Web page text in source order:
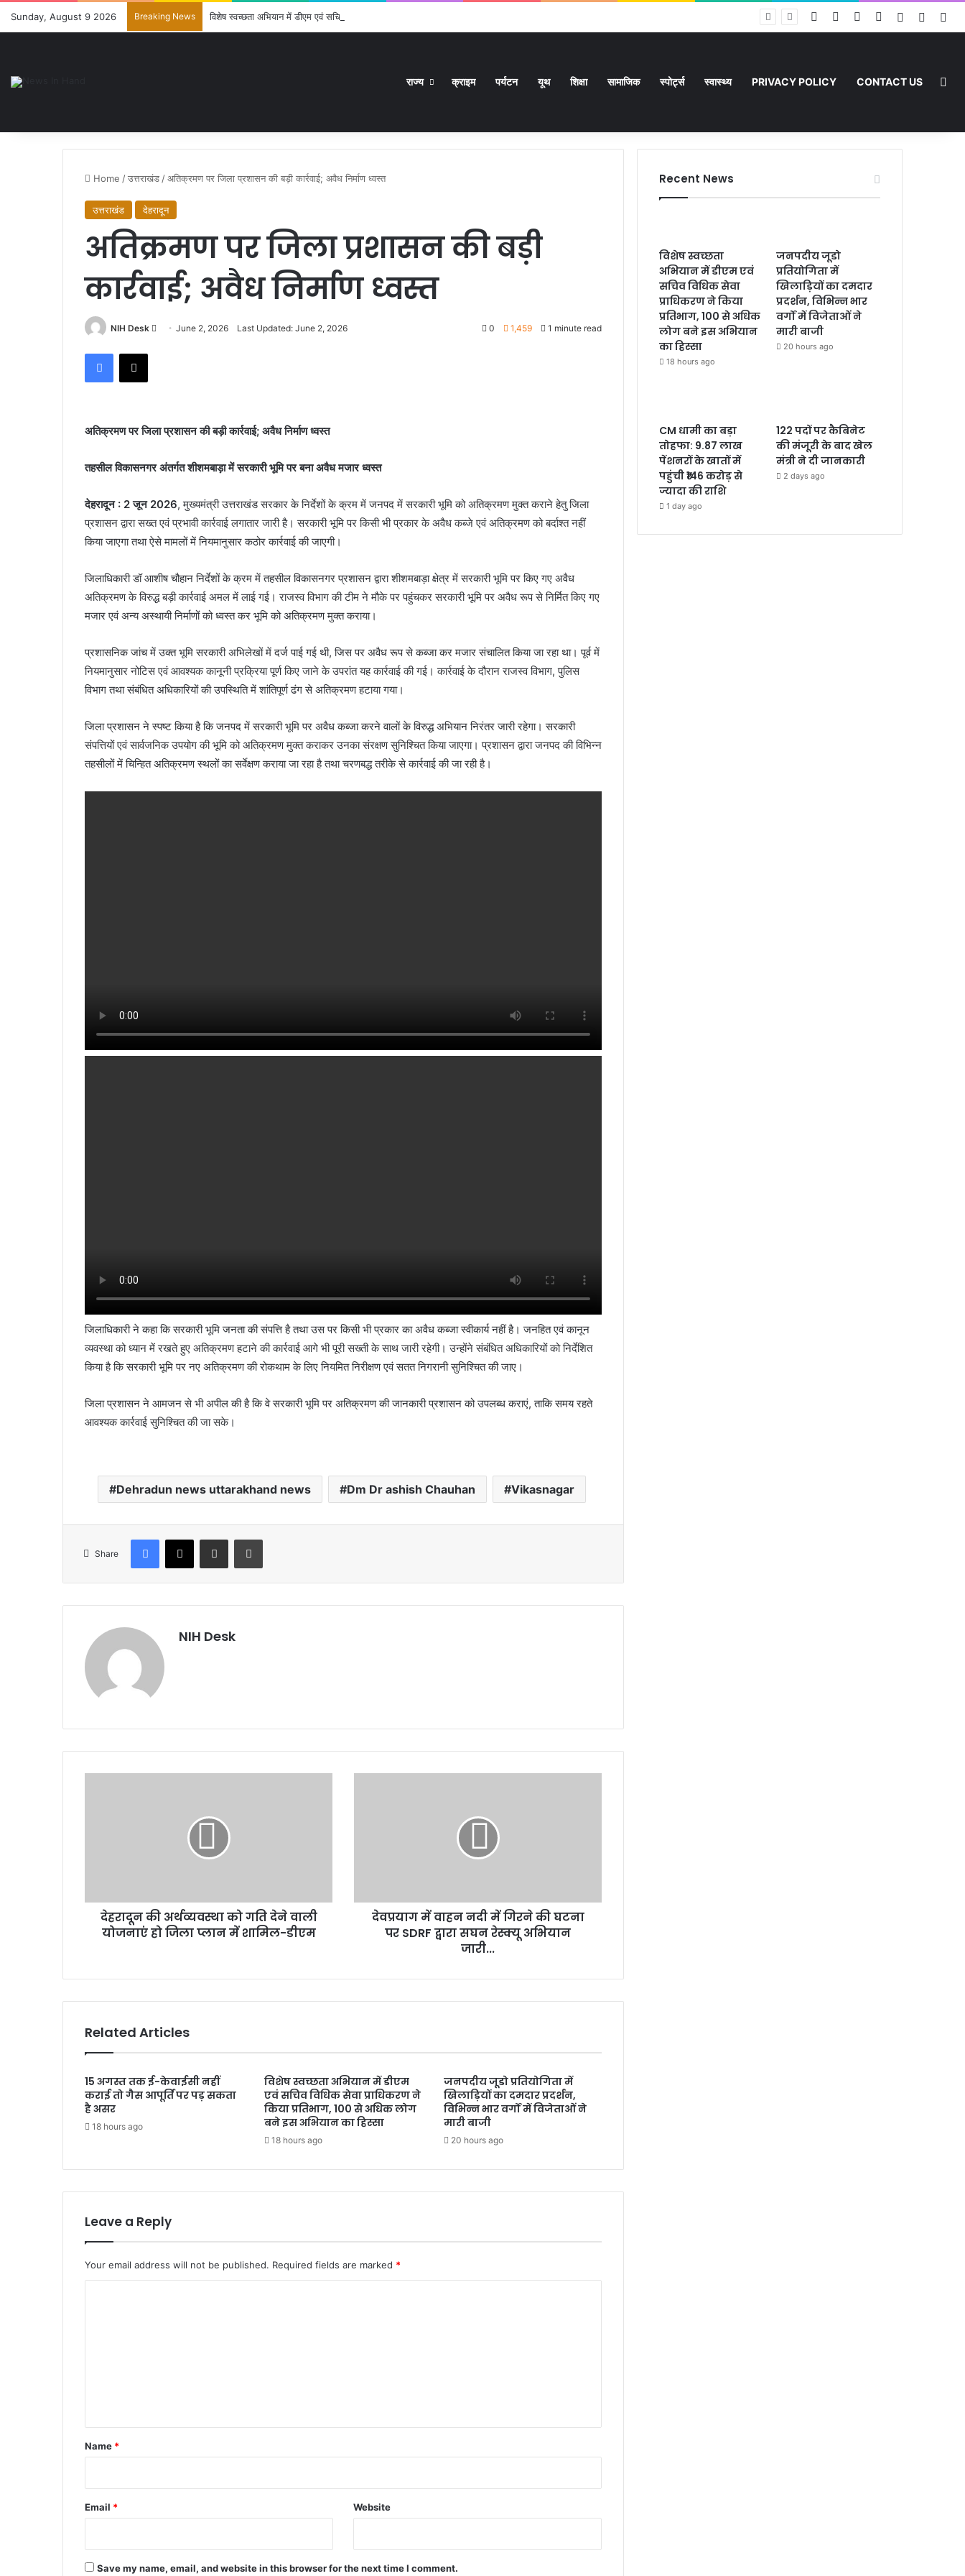
Sunday, August 9 2026 Breaking News विशेष स्वच्छता अभियान में डीएम एवं सचिव विधिक सेवा प्राधिकरण ने किया प्रतिभाग, 100 से अधिक लोग बने इस अभियान का हिस्सा Facebook YouTubeInstagram
Log In
राज्य क्राइम पर्यटन यूथ शिक्षा सामाजिक स्पोर्ट्स स्वास्थ्य PRIVACY POLICY CONTACT US
Home /उत्तराखंड /अतिक्रमण पर जिला प्रशासन की बड़ी कार्रवाई; अवैध निर्माण ध्वस्त
उत्तराखंड देहरादून
अतिक्रमण पर जिला प्रशासन की बड़ी
कार्रवाई; अवैध निर्माण ध्वस्त
NIH Desk
SendJune 2, 2026 Last Updated: June 2, 2026 0 1,459 1 minute read
Facebook
X
अतिक्रमण पर जिला प्रशासन की बड़ी कार्रवाई; अवैध निर्माण ध्वस्त
तहसील विकासनगर अंतर्गत शीशमबाड़ा में सरकारी भूमि पर बना अवैध मजार ध्वस्त
देहरादून : 2 जून 2026, मुख्यमंत्री उत्तराखंड सरकार के निर्देशों के क्रम में जनपद में सरकारी भूमि को अतिक्रमण मुक्त कराने हेतु जिला
प्रशासन द्वारा सख्त एवं प्रभावी कार्रवाई लगातार जारी है। सरकारी भूमि पर किसी भी प्रकार के अवैध कब्जे एवं अतिक्रमण को बर्दाश्त नहीं
किया जाएगा तथा ऐसे मामलों में नियमानुसार कठोर कार्रवाई की जाएगी।
जिलाधिकारी डॉ आशीष चौहान निर्देशों के क्रम में तहसील विकासनगर प्रशासन द्वारा शीशमबाड़ा क्षेत्र में सरकारी भूमि पर किए गए अवैध
अतिक्रमण के विरुद्ध बड़ी कार्रवाई अमल में लाई गई। राजस्व विभाग की टीम ने मौके पर पहुंचकर सरकारी भूमि पर अवैध रूप से निर्मित किए गए
मजार एवं अन्य अस्थायी निर्माणों को ध्वस्त कर भूमि को अतिक्रमण मुक्त कराया।
प्रशासनिक जांच में उक्त भूमि सरकारी अभिलेखों में दर्ज पाई गई थी, जिस पर अवैध रूप से कब्जा कर मजार संचालित किया जा रहा था। पूर्व में
नियमानुसार नोटिस एवं आवश्यक कानूनी प्रक्रिया पूर्ण किए जाने के उपरांत यह कार्रवाई की गई। कार्रवाई के दौरान राजस्व विभाग, पुलिस
विभाग तथा संबंधित अधिकारियों की उपस्थिति में शांतिपूर्ण ढंग से अतिक्रमण हटाया गया।
जिला प्रशासन ने स्पष्ट किया है कि जनपद में सरकारी भूमि पर अवैध कब्जा करने वालों के विरुद्ध अभियान निरंतर जारी रहेगा। सरकारी
संपत्तियों एवं सार्वजनिक उपयोग की भूमि को अतिक्रमण मुक्त कराकर उनका संरक्षण सुनिश्चित किया जाएगा। प्रशासन द्वारा जनपद की विभिन्न
तहसीलों में चिन्हित अतिक्रमण स्थलों का सर्वेक्षण कराया जा रहा है तथा चरणबद्ध तरीके से कार्रवाई की जा रही है।
जिलाधिकारी ने कहा कि सरकारी भूमि जनता की संपत्ति है तथा उस पर किसी भी प्रकार का अवैध कब्जा स्वीकार्य नहीं है। जनहित एवं कानून
व्यवस्था को ध्यान में रखते हुए अतिक्रमण हटाने की कार्रवाई आगे भी पूरी सख्ती के साथ जारी रहेगी। उन्होंने संबंधित अधिकारियों को निर्देशित
किया है कि सरकारी भूमि पर नए अतिक्रमण की रोकथाम के लिए नियमित निरीक्षण एवं सतत निगरानी सुनिश्चित की जाए।
जिला प्रशासन ने आमजन से भी अपील की है कि वे सरकारी भूमि पर अतिक्रमण की जानकारी प्रशासन को उपलब्ध कराएं, ताकि समय रहते
आवश्यक कार्रवाई सुनिश्चित की जा सके।
Dehradun news uttarakhand news Dm Dr ashish Chauhan Vikasnagar
Share
Facebook
X Share via Email Print
NIH Desk
हो
जिला
डीएम
देहरादून की अर्थव्यवस्था को गति देने वाली
योजनाएं हो जिला प्लान में शामिल-डीएम
पर
SDRF
अभियान
देवप्रयाग में वाहन नदी में गिरने की घटना
पर SDRF द्वारा सघन रेस्क्यू अभियान
जारी...
Related Articles
15 अगस्त तक ई-केवाईसी नहीं
कराई तो गैस आपूर्ति पर पड़ सकता
है असर
18 hours ago
विशेष स्वच्छता अभियान में डीएम
एवं सचिव विधिक सेवा प्राधिकरण ने
किया प्रतिभाग, 100 से अधिक लोग
बने इस अभियान का हिस्सा
18 hours ago
जनपदीय जूडो प्रतियोगिता में
खिलाड़ियों का दमदार प्रदर्शन,
विभिन्न भार वर्गों में विजेताओं ने
मारी बाजी
20 hours ago
Leave a Reply
Your email address will not be published. Required fields are marked *
*
Name *
Email * Website
Save my name, email, and website in this browser for the next time I comment.
Recent News
विशेष स्वच्छता
अभियान में डीएम एवं
सचिव विधिक सेवा
प्राधिकरण ने किया
प्रतिभाग, 100 से अधिक
लोग बने इस अभियान
का हिस्सा
18 hours ago
जनपदीय जूडो
प्रतियोगिता में
खिलाड़ियों का दमदार
प्रदर्शन, विभिन्न भार
वर्गों में विजेताओं ने
मारी बाजी
20 hours ago
CM धामी का बड़ा
तोहफा: 9.87 लाख
पेंशनरों के खातों में
पहुंची ₹146 करोड़ से
ज्यादा की राशि
1 day ago
122 पदों पर कैबिनेट
की मंजूरी के बाद खेल
मंत्री ने दी जानकारी
2 days ago